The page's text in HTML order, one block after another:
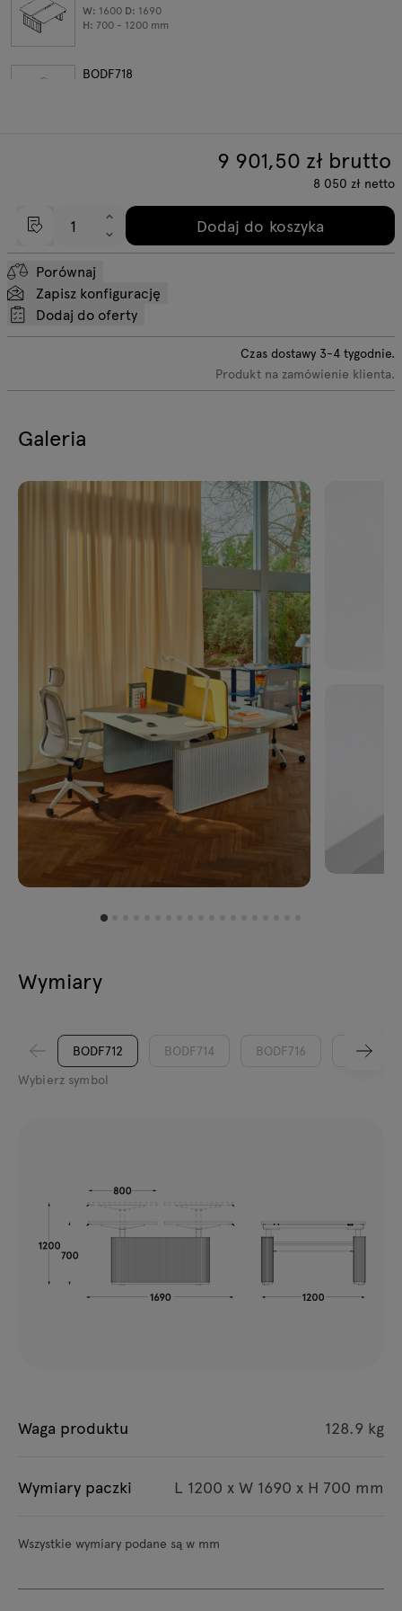
W: 1600 D: 1690
H: 700 - 1200 mm
BODF718
9 901,50 zł brutto
8 050 zł netto
Dodaj do koszyka
Porównaj
Zapisz konfigurację
Dodaj do oferty
Czas dostawy 3-4tygodnie.
Produkt na zamówienie klienta.
Galeria
Wymiary
BODF712 BODF714 BODF716
BODF718
Wybierz symbol
Waga produktu 128.9 kg
Wymiary paczki L 1200 x W 1690 x H 700 mm
Wszystkie wymiary podane są w mm